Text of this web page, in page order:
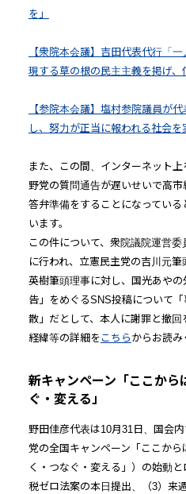
を」
【衆院本会議】吉田代表代行「
現する草の根の民主主義を掲げ、
【参院本会議】塩村参院議員が
し、努力が正当に報われる社会を
また、この間、インターネット
野党の質問通告が遅いせいで高
答弁準備をすることになってい
います。
この件について、衆院議院運営
に行われ、立憲民主党の吉川元
英樹筆頭理事に対し、国光あや
告」をめぐるSNS投稿について
散」だとして、本人に謝罪と撤回
経緯等の詳細を こちら からお読み
新キャンペーン「ここか
ぐ・変える」
野田佳彦代表は10月31日、国会
党の全国キャンペーン「ここか
く・つなぐ・変える」）の始動
税ゼロ法案の本日提出、（3）来